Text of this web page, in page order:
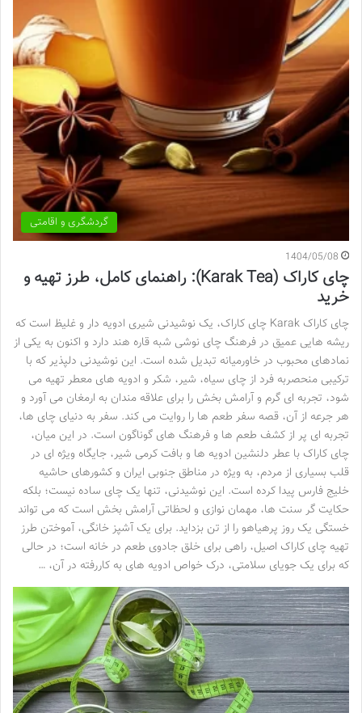
گردشگری و اقامتی
1404/05/08
چای کاراک (Karak Tea): راهنمای کامل، طرز تهیه و
خرید
چای کاراک Karak چای کاراک، یک نوشیدنی شیری ادویه دار و غلیظ است که
ریشه هایی عمیق در فرهنگ چای نوشی شبه قاره هند دارد و اکنون به یکی از
نمادهای محبوب در خاورمیانه تبدیل شده است. این نوشیدنی دلپذیر که با
ترکیبی منحصربه فرد از چای سیاه، شیر، شکر و ادویه های معطر تهیه می
شود، تجربه ای گرم و آرامش بخش را برای علاقه مندان به ارمغان می آورد و
هر جرعه از آن، قصه سفر طعم ها را روایت می کند. سفر به دنیای چای ها،
تجربه ای پر از کشف طعم ها و فرهنگ های گوناگون است. در این میان،
چای کاراک با عطر دلنشین ادویه ها و بافت کرمی شیر، جایگاه ویژه ای در
قلب بسیاری از مردم، به ویژه در مناطق جنوبی ایران و کشورهای حاشیه
خلیج فارس پیدا کرده است. این نوشیدنی، تنها یک چای ساده نیست؛ بلکه
حکایت گر سنت ها، مهمان نوازی و لحظاتی آرامش بخش است که می تواند
خستگی یک روز پرهیاهو را از تن بزداید. برای یک آشپز خانگی، آموختن طرز
تهیه چای کاراک اصیل، راهی برای خلق جادوی طعم در خانه است؛ در حالی
که برای یک جویای سلامتی، درک خواص ادویه های به کاررفته در آن، …